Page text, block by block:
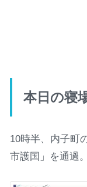
本日の寝
10時半、内子町
市護国」を通過。